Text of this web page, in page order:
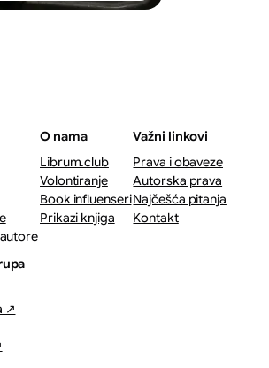
O nama
Librum.club
Volontiranje
Book influenseri
Prikazi knjiga
Važni linkovi
Prava i obaveze
Autorska prava
Najčešća pitanja
Kontakt
↗